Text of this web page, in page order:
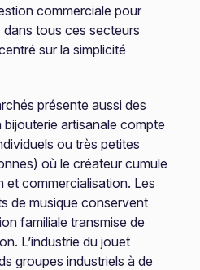
commerciale pour
tous ces secteurs
sur la simplicité
présente aussi des
artisanale compte
ou très petites
où le créateur cumule
commercialisation. Les
de musique conservent
familiale transmise de
L’industrie du jouet
groupes industriels à de